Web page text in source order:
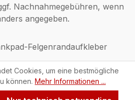
Nachnahmegebühren, wenn
angegeben.
Felgenrandaufkleber
Cookies, um eine bestmögliche
können. Mehr Informationen ...